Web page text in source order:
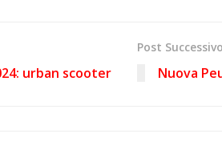
urban scooter
Post Successivo
Nuova